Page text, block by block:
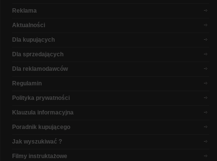
Reklama
Aktualności
Dla kupujących
Dla sprzedających
Dla reklamodawców
Regulamin
Polityka prywatności
Klauzula informacyjna
Poradnik kupującego
Jak wyszukiwać ?
Filmy instruktażowe